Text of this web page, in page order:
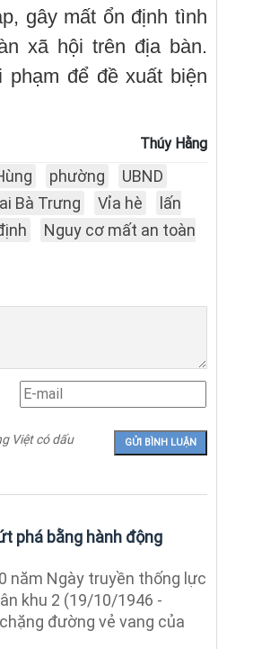
gây mất ổn định tình
xã hội trên địa bàn.
phạm để đề xuất biện
Thúy Hằng
phường
UBND
Bà Trưng Vỉa hè
lấn
Nguy cơ mất an toàn
Việt có dấu
phá bằng hành động
năm Ngày truyền thống lực
khu 2 (19/10/1946 -
đường vẻ vang của